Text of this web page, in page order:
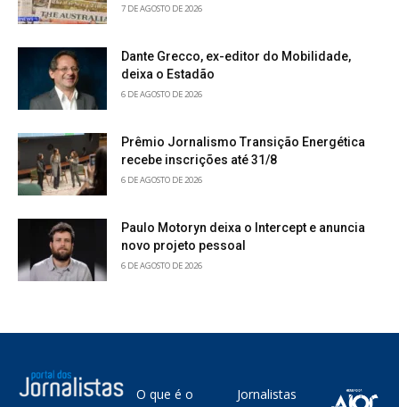
7 DE AGOSTO DE 2026
Dante Grecco, ex-editor do Mobilidade,
deixa o Estadão
6 DE AGOSTO DE 2026
Prêmio Jornalismo Transição Energética
recebe inscrições até 31/8
6 DE AGOSTO DE 2026
Paulo Motoryn deixa o Intercept e anuncia
novo projeto pessoal
6 DE AGOSTO DE 2026
O que é o Jornalistas